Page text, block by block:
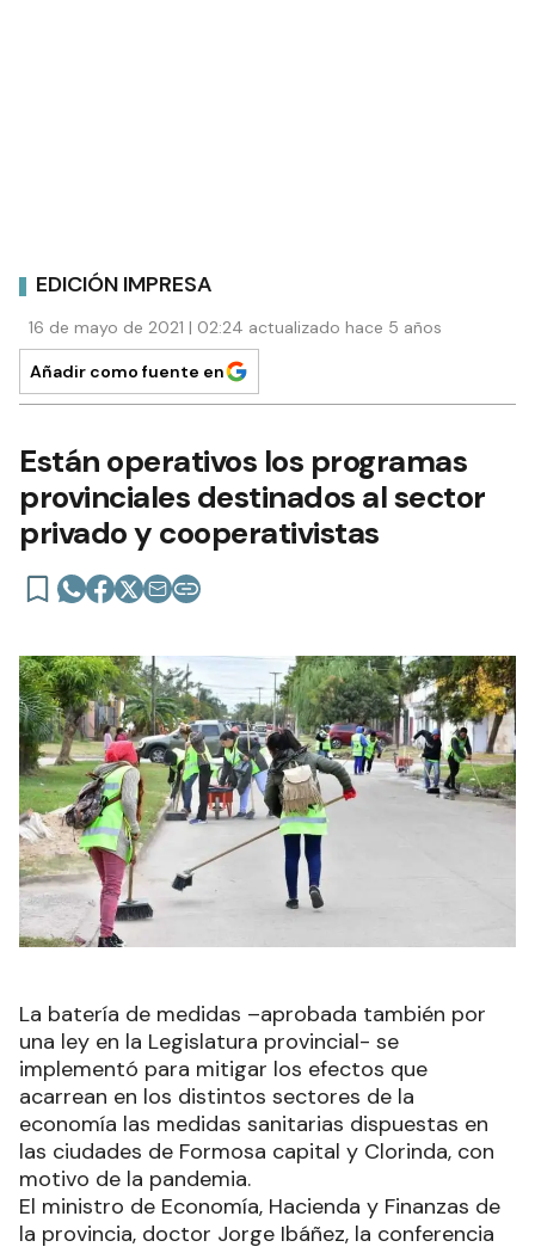
EDICIÓN IMPRESA
16 de mayo de 2021 | 02:24 actualizado hace 5 años
Añadir como fuente en
Están operativos los programas
provinciales destinados al sector
privado y cooperativistas
La batería de medidas –aprobada también por
una ley en la Legislatura provincial- se
implementó para mitigar los efectos que
acarrean en los distintos sectores de la
economía las medidas sanitarias dispuestas en
las ciudades de Formosa capital y Clorinda, con
motivo de la pandemia.
El ministro de Economía, Hacienda y Finanzas de
la provincia, doctor Jorge Ibáñez, la conferencia